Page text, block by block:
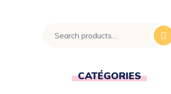
Search
CATÉGORIES